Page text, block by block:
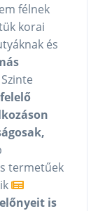
félnek
korai
és
Szinte
termetűek
is